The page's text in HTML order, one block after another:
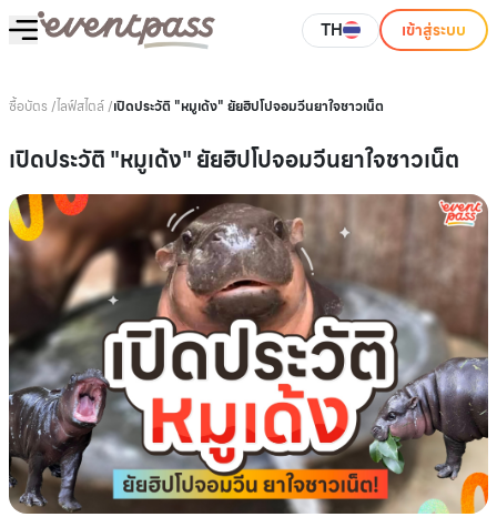
TH เข้าสู่ระบบ
ซื้อบัตร /ไลฟ์สไตล์/เปิดประวัติ "หมูเด้ง" ยัยฮิปโปจอมวีนยาใจชาวเน็ต
เปิดประวัติ "หมูเด้ง" ยัยฮิปโปจอมวีนยาใจชาวเน็ต